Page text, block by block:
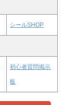
シールSHOP
初心者質問掲示
板